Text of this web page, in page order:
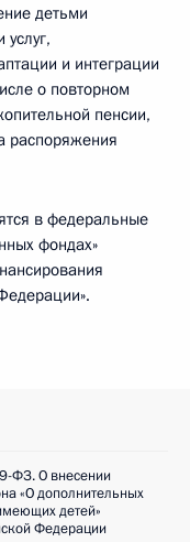
детьми
и интеграции
о повторном
пенсии,
распоряжения
в федеральные
фондах»
ФЗ. О внесении
«О дополнительных
детей»
Федерации